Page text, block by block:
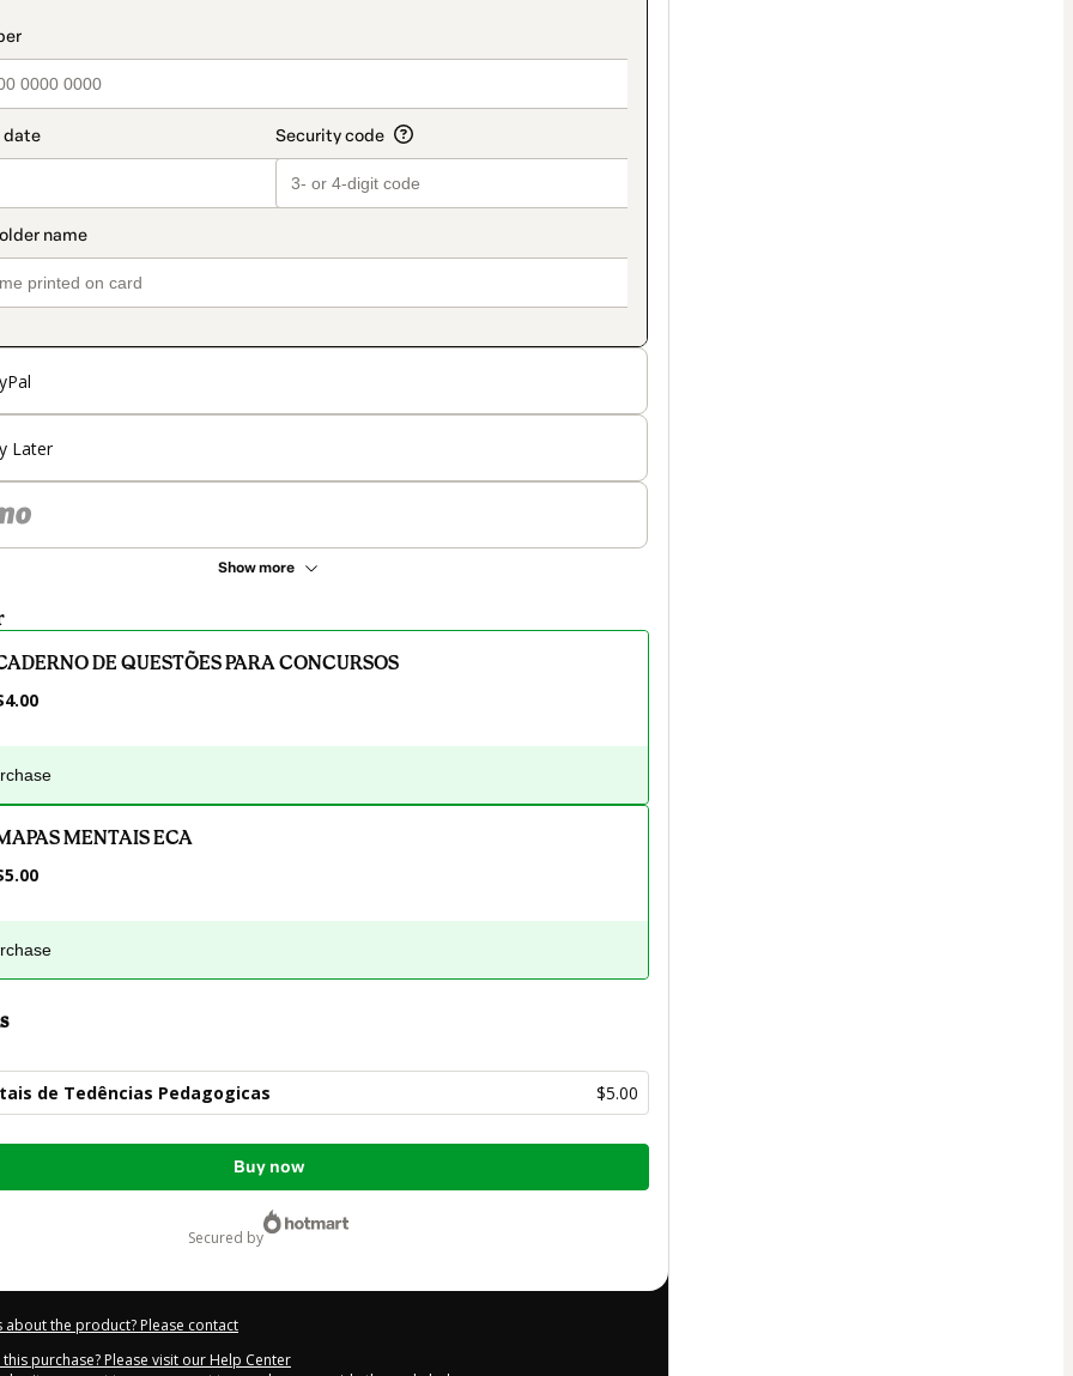
Later
Show more
DE QUESTÕES PARA CONCURSOS
MENTAIS ECA
de Tedências Pedagogicas $5.00
Buy now
secured by
about the product? Please contact
purchase? Please visit our Help Center